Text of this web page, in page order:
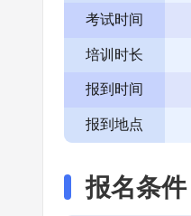
考试时间
培训时长
报到时间
报到地点
报名条件